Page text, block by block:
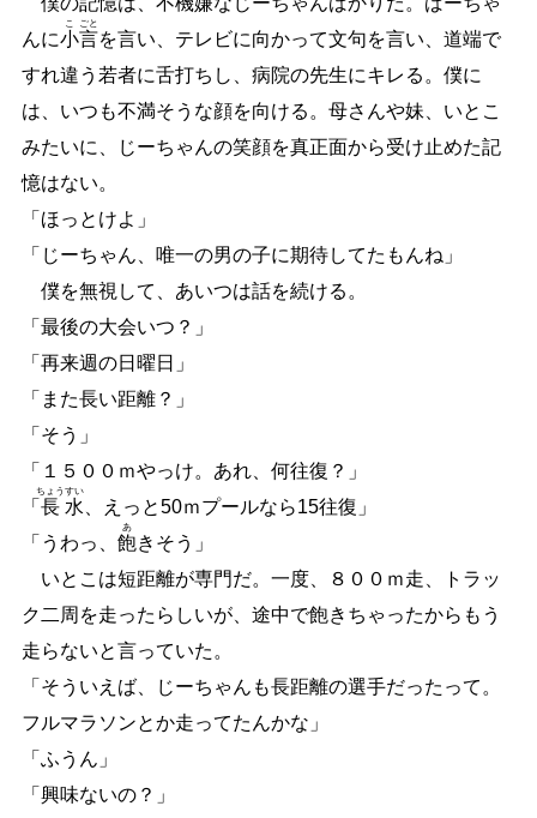
んに小
こ
言
ごと
を言い、テレビに向かって文句を言い、道端で
すれ違う若者に舌打ちし、病院の先生にキレる。僕に
は、いつも不満そうな顔を向ける。母さんや妹、いとこ
みたいに、じーちゃんの笑顔を真正面から受け止めた記
憶はない。
「ほっとけよ」
「じーちゃん、唯一の男の子に期待してたもんね」
僕を無視して、あいつは話を続ける。
「最後の大会いつ？」
「再来週の日曜日」
「また長い距離？」
「そう」
「１５００ｍやっけ。あれ、何往復？」
「 長
ちょう
水
すい
、えっと50ｍプールなら15往復」
「うわっ、 飽
あ
きそう」
いとこは短距離が専門だ。一度、８００ｍ走、トラッ
ク二周を走ったらしいが、途中で飽きちゃったからもう
走らないと言っていた。
「そういえば、じーちゃんも長距離の選手だったって。
フルマラソンとか走ってたんかな」
「ふうん」
「興味ないの？」